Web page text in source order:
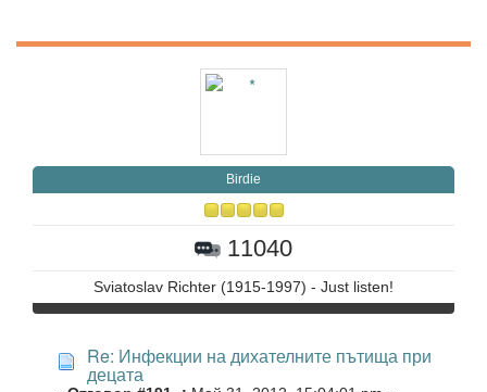
Birdie
11040
Sviatoslav Richter (1915-1997) - Just listen!
Re: Инфекции на дихателните пътища при
децата